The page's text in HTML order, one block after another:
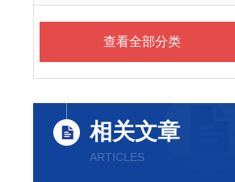
查看全部分类
相关文章
ARTICLES